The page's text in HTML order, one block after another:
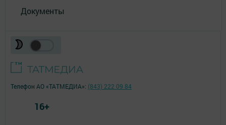
Документы
Телефон АО «ТАТМЕДИА»: (843) 222 09 84
16+